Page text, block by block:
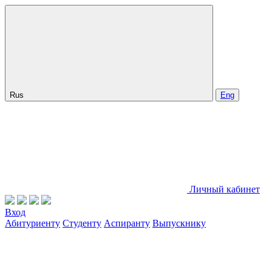
Rus Eng
Личный кабинет
Вход
Абитуриенту Студенту Аспиранту Выпускнику